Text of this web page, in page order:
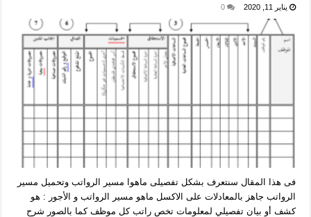
يناير 11, 2020 0
فى هذا المقال سنتعرف بشكل تفصيلى ماهوا مسير الرواتب وتحميل مسير
الرواتب جاهز بالمعادلات على الاكسل ماهو مسير الرواتب و الأجور : هو
كشف أو بيان تفصيلي لمعلومات تخص راتب كل موظف كما بالصور شرح